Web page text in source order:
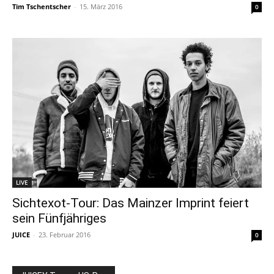
Tim Tschentscher - 15. März 2016 0
LIVE
Sichtexot-Tour: Das Mainzer Imprint feiert
sein Fünfjähriges
JUICE - 23. Februar 2016 0